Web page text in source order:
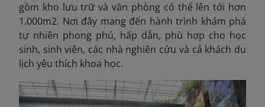
gồm kho lưu trữ và văn phòng có thể lên tới hơn
1.000m2. Nơi đây mang đến hành trình khám phá
tự nhiên phong phú, hấp dẫn, phù hợp cho học
sinh, sinh viên, các nhà nghiên cứu và cả khách du
lịch yêu thích khoa học.